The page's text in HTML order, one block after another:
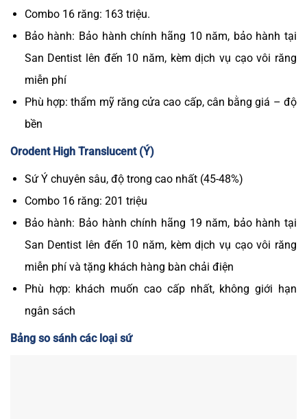
Combo 16 răng: 163 triệu.
Bảo hành: Bảo hành chính hãng 10 năm, bảo hành tại
San Dentist lên đến 10 năm, kèm dịch vụ cạo vôi răng
miễn phí
Phù hợp: thẩm mỹ răng cửa cao cấp, cân bằng giá – độ
bền
Orodent High Translucent (Ý)
Sứ Ý chuyên sâu, độ trong cao nhất (45-48%)
Combo 16 răng: 201 triệu
Bảo hành: Bảo hành chính hãng 19 năm, bảo hành tại
San Dentist lên đến 10 năm, kèm dịch vụ cạo vôi răng
miễn phí và tặng khách hàng bàn chải điện
Phù hợp: khách muốn cao cấp nhất, không giới hạn
ngân sách
Bảng so sánh các loại sứ